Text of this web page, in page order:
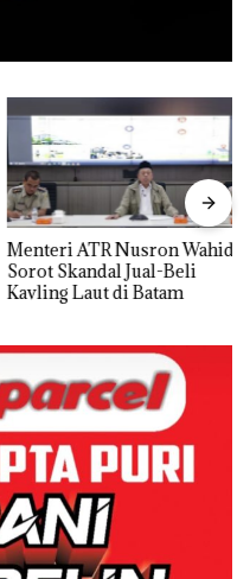
Menteri ATR Nusron Wahid
Sorot Skandal Jual-Beli
Kavling Laut di Batam